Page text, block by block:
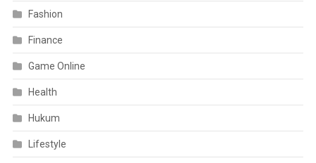
Fashion
Finance
Game Online
Health
Hukum
Lifestyle